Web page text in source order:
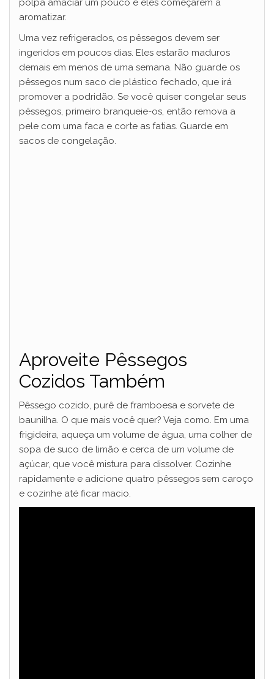
polpa amaciar um pouco e eles começarem a
aromatizar.
Uma vez refrigerados, os pêssegos devem ser
ingeridos em poucos dias. Eles estarão maduros
demais em menos de uma semana. Não guarde os
pêssegos num saco de plástico fechado, que irá
promover a podridão. Se você quiser congelar seus
pêssegos, primeiro branqueie-os, então remova a
pele com uma faca e corte as fatias. Guarde em
sacos de congelação.
Aproveite Pêssegos
Cozidos Também
Pêssego cozido, purê de framboesa e sorvete de
baunilha. O que mais você quer? Veja como. Em uma
frigideira, aqueça um volume de água, uma colher de
sopa de suco de limão e cerca de um volume de
açúcar, que você mistura para dissolver. Cozinhe
rapidamente e adicione quatro pêssegos sem caroço
e cozinhe até ficar macio.